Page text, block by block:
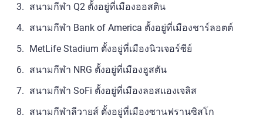
สนามกีฬา Q2 ตั้งอยู่ที่เมืองออสติน
สนามกีฬา Bank of America ตั้งอยู่ที่เมืองชาร์ลอตต์
MetLife Stadium ตั้งอยู่ที่เมืองนิวเจอร์ซีย์
สนามกีฬา NRG ตั้งอยู่ที่เมืองฮูสตัน
สนามกีฬา SoFi ตั้งอยู่ที่เมืองลอสแองเจลิส
สนามกีฬาลีวายส์ ตั้งอยู่ที่เมืองซานฟรานซิสโก